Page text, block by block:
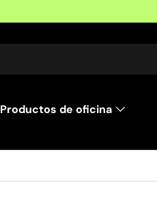
Productos de oficina